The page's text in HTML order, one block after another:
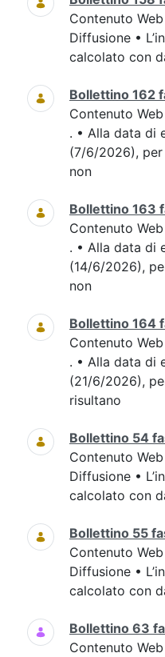
Contenuto Web
Diffusione •
calcolato con
Bollettino 162
Contenuto Web
. • Alla data di
(7/6/2026), per
non
Bollettino 163
Contenuto Web
. • Alla data di
(14/6/2026),
non
Bollettino 164
Contenuto Web
. • Alla data di
(21/6/2026),
risultano
Bollettino 54
Contenuto Web
Diffusione •
calcolato con
Bollettino 55
Contenuto Web
Diffusione •
calcolato con
Bollettino 63
Contenuto Web